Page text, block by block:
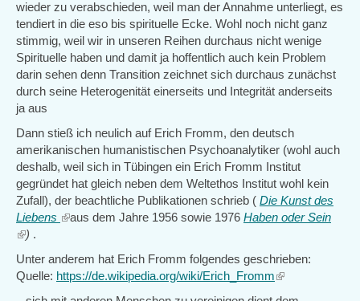
wieder zu verabschieden, weil man der Annahme unterliegt, es
tendiert in die eso bis spirituelle Ecke. Wohl noch nicht ganz
stimmig, weil wir in unseren Reihen durchaus nicht wenige
Spirituelle haben und damit ja hoffentlich auch kein Problem
darin sehen denn Transition zeichnet sich durchaus zunächst
durch seine Heterogenität einerseits und Integrität anderseits
ja aus
Dann stieß ich neulich auf Erich Fromm, den deutsch
amerikanischen humanistischen Psychoanalytiker (wohl auch
deshalb, weil sich in Tübingen ein Erich Fromm Institut
gegründet hat gleich neben dem Weltethos Institut wohl kein
Zufall), der beachtliche Publikationen schrieb ( Die Kunst des
Liebens (link
aus dem Jahre 1956 sowie 1976 Haben oder Sein
(link
external)
) .
Unter anderem hat Erich Fromm folgendes geschrieben:
Quelle: https://de.wikipedia.org/wiki/Erich_Fromm(link